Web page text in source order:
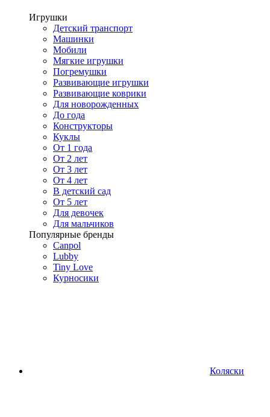
Игрушки
Детский транспорт
Машинки
Мобили
Мягкие игрушки
Погремушки
Развивающие игрушки
Развивающие коврики
Для новорожденных
До года
Конструкторы
Куклы
От 1 года
От 2 лет
От 3 лет
От 4 лет
В детский сад
От 5 лет
Для девочек
Для мальчиков
Популярные бренды
Canpol
Lubby
Tiny Love
Курносики
Коляски